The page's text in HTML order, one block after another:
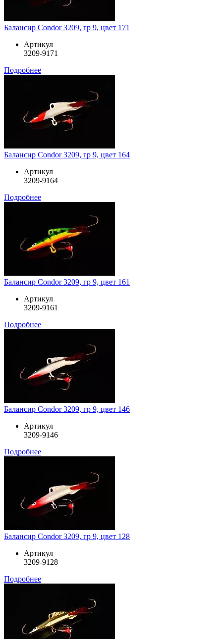
Балансир Condor 3209, гр 9, цвет 171
Артикул
3209-9171
Подробнее
Балансир Condor 3209, гр 9, цвет 164
Артикул
3209-9164
Подробнее
Балансир Condor 3209, гр 9, цвет 161
Артикул
3209-9161
Подробнее
Балансир Condor 3209, гр 9, цвет 146
Артикул
3209-9146
Подробнее
Балансир Condor 3209, гр 9, цвет 128
Артикул
3209-9128
Подробнее